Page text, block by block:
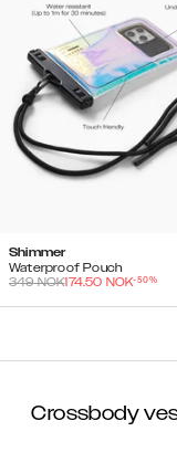
Shimmer
Waterproof Pouch
349NOK174.50 NOK-50%
Crossbody